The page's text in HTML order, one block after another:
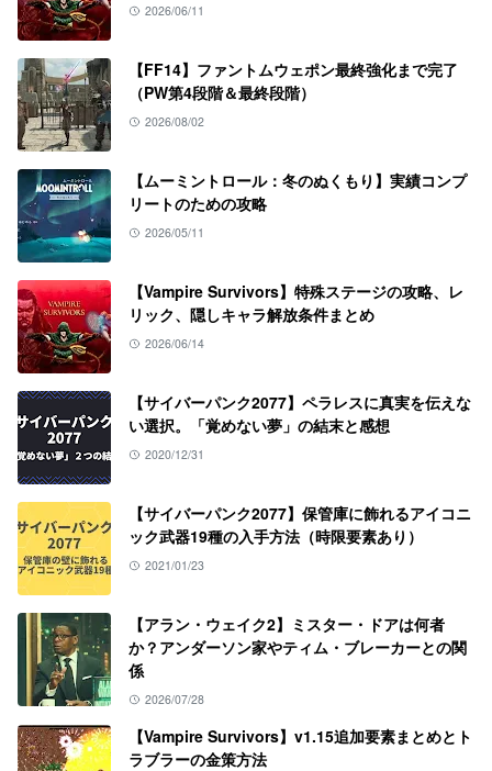
2026/06/11
【FF14】ファントムウェポン最終強化まで完了
（PW第4段階＆最終段階）
2026/08/02
【ムーミントロール：冬のぬくもり】実績コンプ
リートのための攻略
2026/05/11
【Vampire Survivors】特殊ステージの攻略、レ
リック、隠しキャラ解放条件まとめ
2026/06/14
【サイバーパンク2077】ペラレスに真実を伝えな
い選択。「覚めない夢」の結末と感想
2020/12/31
【サイバーパンク2077】保管庫に飾れるアイコニ
ック武器19種の入手方法（時限要素あり）
2021/01/23
【アラン・ウェイク2】ミスター・ドアは何者
か？アンダーソン家やティム・ブレーカーとの関
係
2026/07/28
【Vampire Survivors】v1.15追加要素まとめとト
ラブラーの金策方法